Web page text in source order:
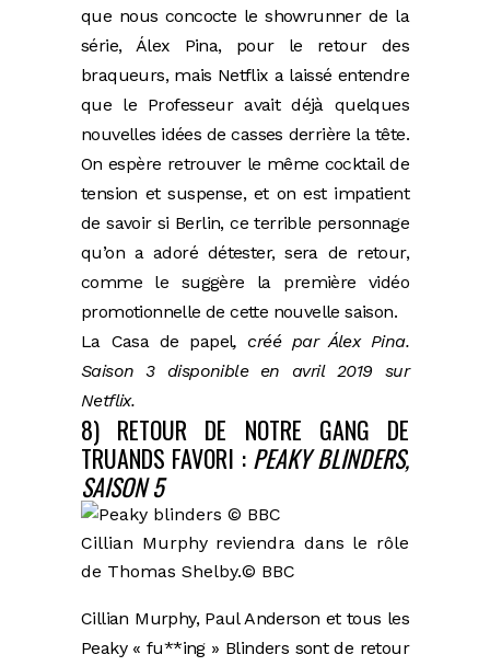
que nous concocte le showrunner de la
série, Álex Pina, pour le retour des
braqueurs, mais Netflix a laissé entendre
que le Professeur avait déjà quelques
nouvelles idées de casses derrière la tête.
On espère retrouver le même cocktail de
tension et suspense, et on est impatient
de savoir si Berlin, ce terrible personnage
qu’on a adoré détester, sera de retour,
comme le suggère la première vidéo
promotionnelle de cette nouvelle saison.
La Casa de papel, créé par Álex Pina.
Saison 3 disponible en avril 2019 sur
Netflix.
8) RETOUR DE NOTRE GANG DE
TRUANDS FAVORI :PEAKY BLINDERS,
SAISON 5
Cillian Murphy reviendra dans le rôle
de Thomas Shelby.© BBC
Cillian Murphy, Paul Anderson et tous les
Peaky « fu**ing » Blinders sont de retour